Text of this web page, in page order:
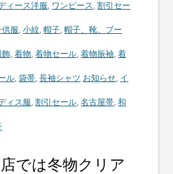
ィース洋服, ワンピース,割引セー
供服,小紋,帽子,帽子、靴、ブー
飾,着物,着物セール,着物振袖,着
ル,袋帯,長袖シャツ お知らせ, イ
ィス服,割引セール,名古屋帯,和
では冬物クリア